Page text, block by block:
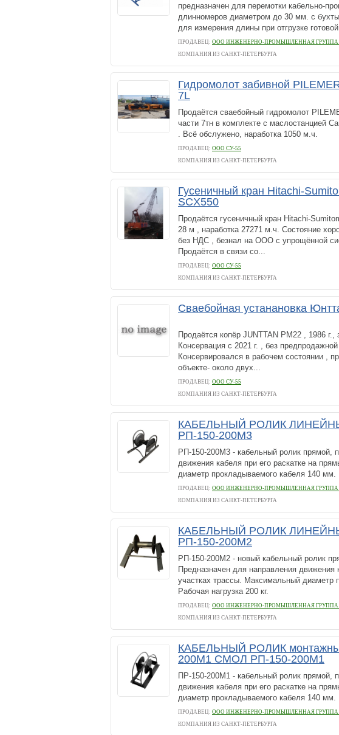
предназначен для перемотки кабельно-
длинномеров диаметром до 30 мм. с
для измерения длины при отгрузке
ПРОДАВЕЦ: ООО ИНЖЕНЕРНО-ПРОМЫШЛЕННАЯ ГРУППА
КОМПАНИЯ ИЗ САНКТ-ПЕТЕРБУРГА
Гидромолот забивной
7L
Продаётся сваебойный гидромолот
части 7тн в комплекте с маслостанцией
. Всё обслужено, наработка 1050 м.ч.
ПРОДАВЕЦ: ООО СУ-55
КОМПАНИЯ ИЗ САНКТ-ПЕТЕРБУРГА
Гусеничный кран Hitachi-
SCX550
Продаётся гусеничный кран Hitachi-
28 м , наработка 27271 м.ч. Состояние
без НДС , безнал на ООО с упрощённой
Продаётся в связи со...
ПРОДАВЕЦ: ООО СУ-55
КОМПАНИЯ ИЗ САНКТ-ПЕТЕРБУРГА
Сваебойная устанановка
Продаётся копёр JUNTTAN PM22 , 1986 г.,
Консервация с 2021 г. , без
Консервировался в рабочем состоянии ,
объекте- около двух...
ПРОДАВЕЦ: ООО СУ-55
КОМПАНИЯ ИЗ САНКТ-ПЕТЕРБУРГА
КАБЕЛЬНЫЙ РОЛИК
РП-150-200М3
РП-150-200М3 - кабельный ролик прямой,
движения кабеля при его раскатке на
диаметр прокладываемого кабеля 140 мм.
ПРОДАВЕЦ: ООО ИНЖЕНЕРНО-ПРОМЫШЛЕННАЯ ГРУППА
КОМПАНИЯ ИЗ САНКТ-ПЕТЕРБУРГА
КАБЕЛЬНЫЙ РОЛИК
РП-150-200М2
РП-150-200М2 - новый кабельный ролик
Предназначен для направления движения
участках трассы. Максимальный диаметр
Рабочая нагрузка 200 кг.
ПРОДАВЕЦ: ООО ИНЖЕНЕРНО-ПРОМЫШЛЕННАЯ ГРУППА
КОМПАНИЯ ИЗ САНКТ-ПЕТЕРБУРГА
КАБЕЛЬНЫЙ РОЛИК
200М1 СМОЛ РП-150-200М1
ПР-150-200М1 - кабельный ролик прямой,
движения кабеля при его раскатке на
диаметр прокладываемого кабеля 140 мм.
ПРОДАВЕЦ: ООО ИНЖЕНЕРНО-ПРОМЫШЛЕННАЯ ГРУППА
КОМПАНИЯ ИЗ САНКТ-ПЕТЕРБУРГА